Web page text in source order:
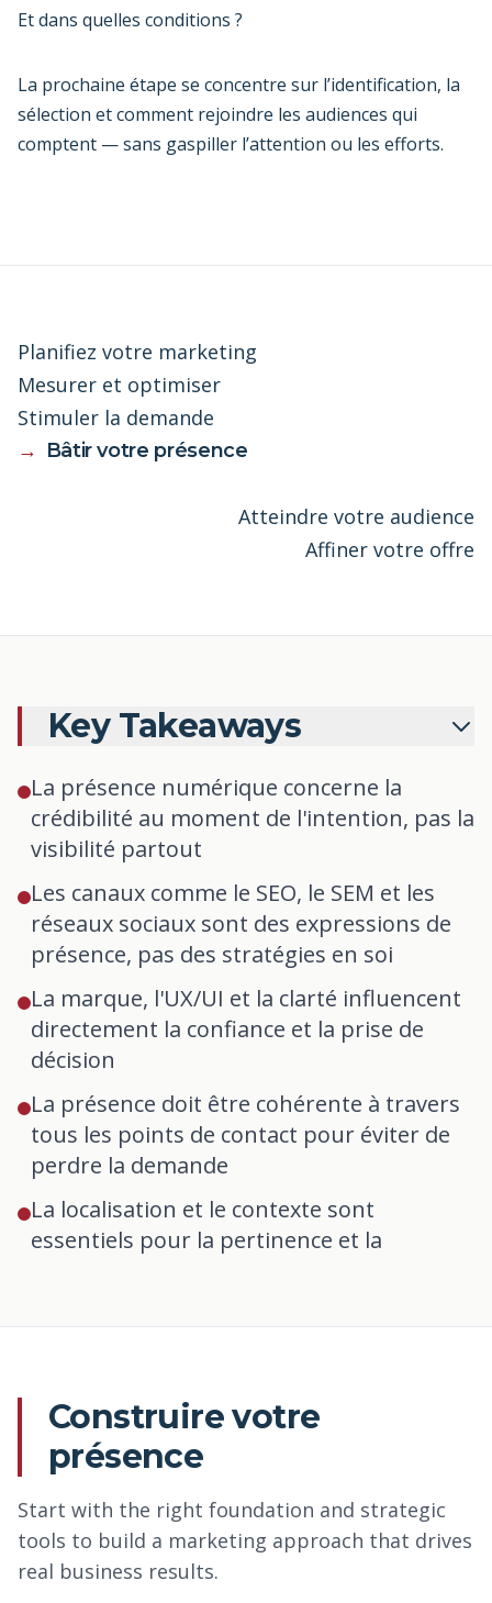
Et dans quelles conditions ?
La prochaine étape se concentre sur l’identification, la
sélection et comment rejoindre les audiences qui
comptent — sans gaspiller l’attention ou les efforts.
Planifiez votre marketing
Mesurer et optimiser
Stimuler la demande
→ Bâtir votre présence
Atteindre votre audience
Affiner votre offre
Key Takeaways
La présence numérique concerne la
crédibilité au moment de l'intention, pas la
visibilité partout
Les canaux comme le SEO, le SEM et les
réseaux sociaux sont des expressions de
présence, pas des stratégies en soi
La marque, l'UX/UI et la clarté influencent
directement la confiance et la prise de
décision
La présence doit être cohérente à travers
tous les points de contact pour éviter de
perdre la demande
La localisation et le contexte sont
essentiels pour la pertinence et la
Construire votre
présence
Start with the right foundation and strategic
tools to build a marketing approach that drives
real business results.